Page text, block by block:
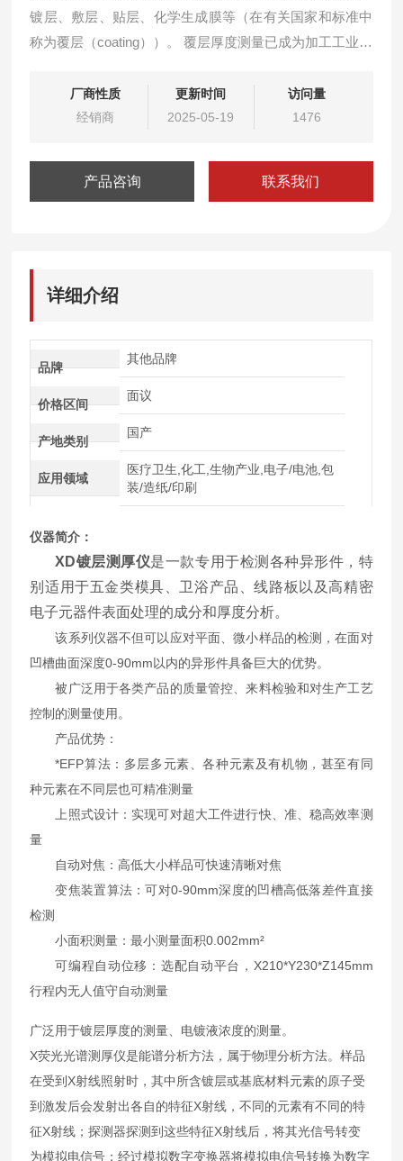
镀层、敷层、贴层、化学生成膜等（在有关国家和标准中
称为覆层（coating））。 覆层厚度测量已成为加工工业、
的*手段。为使产品化，我国出口商品和涉外项目中，对覆
层厚度有了明确的要求。
厂商性质
经销商
更新时间
2025-05-19
访问量
1476
产品咨询 联系我们
详细介绍
品牌
其他品牌
价格区间
面议
产地类别
国产
应用领域
医疗卫生,化工,生物产业,电子/电池,包
装/造纸/印刷
仪器简介：
XD镀层测厚仪是一款专用于检测各种异形件，特
别适用于五金类模具、卫浴产品、线路板以及高精密
电子元器件表面处理的成分和厚度分析。
该系列仪器不但可以应对平面、微小样品的检测，在面对
凹槽曲面深度0-90mm以内的异形件具备巨大的优势。
被广泛用于各类产品的质量管控、来料检验和对生产工艺
控制的测量使用。
产品优势：
*EFP算法：多层多元素、各种元素及有机物，甚至有同
种元素在不同层也可精准测量
上照式设计：实现可对超大工件进行快、准、稳高效率测
量
自动对焦：高低大小样品可快速清晰对焦
变焦装置算法：可对0-90mm深度的凹槽高低落差件直接
检测
小面积测量：最小测量面积0.002mm²
可编程自动位移：选配自动平台，X210*Y230*Z145mm
行程内无人值守自动测量
广泛用于镀层厚度的测量、电镀液浓度的测量。
X荧光光谱测厚仪是能谱分析方法，属于物理分析方法。样品
在受到X射线照射时，其中所含镀层或基底材料元素的原子受
到激发后会发射出各自的特征X射线，不同的元素有不同的特
征X射线；探测器探测到这些特征X射线后，将其光信号转变
为模拟电信号；经过模拟数字变换器将模拟电信号转换为数字